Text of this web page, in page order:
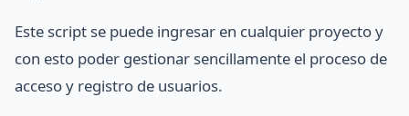
Este script se puede ingresar en cualquier proyecto y
con esto poder gestionar sencillamente el proceso de
acceso y registro de usuarios.